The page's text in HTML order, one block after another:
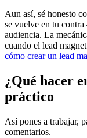
Aun así, sé honesto
se vuelve en tu
audiencia. La
cuando el lead
cómo crear un lead
¿Qué hacer
práctico
Así pones a trabajar,
comentarios.